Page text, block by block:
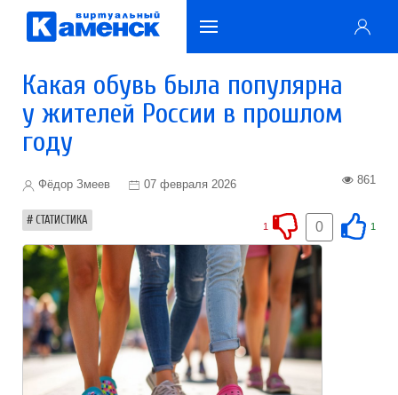
Какая обувь была популярна
у жителей России в прошлом
году
Фёдор Змеев 07 февраля 2026 861
СТАТИСТИКА 1
0
1